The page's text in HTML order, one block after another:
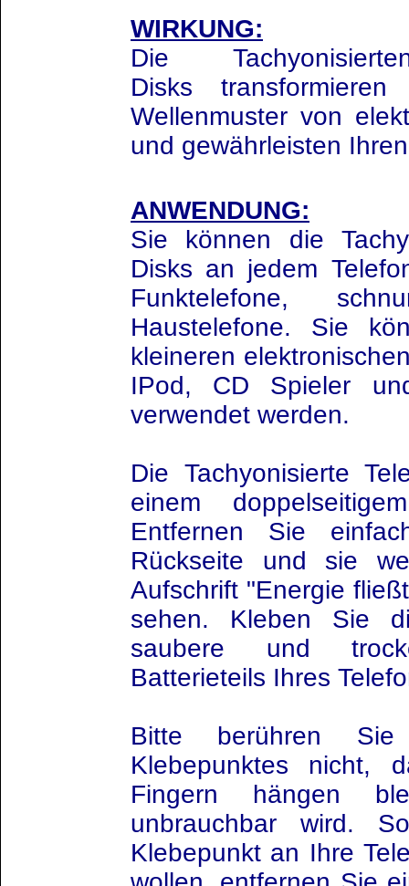
WIRKUNG:
Die
Disks
Wellenmuster von
und gewährleisten
ANWENDUNG:
Sie können die
Disks an jedem
Funktelefone,
Haustelefone. Sie
kleineren
IPod, CD Spieler
verwendet werden.
Die Tachyonisierte
einem
Entfernen Sie
Rückseite und sie
Aufschrift "Energie
sehen. Kleben Sie
saubere und
Batterieteils Ihres
Bitte berühren
Klebepunktes nicht,
Fingern hängen
unbrauchbar wird.
Klebepunkt an Ihre